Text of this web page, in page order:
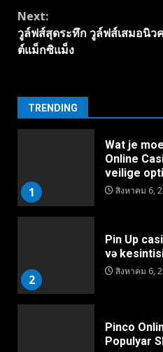
Next:
วูล์ฟส์สุดระทึก วูล์ฟส์เสมอนิว
ต์แม็กซิแม็ง
TRENDING
1
Wat je
Online
veilige
สิงหาคม 6,
2
Pin Up
və
สิงหาคม 6,
Pinco
Populyar